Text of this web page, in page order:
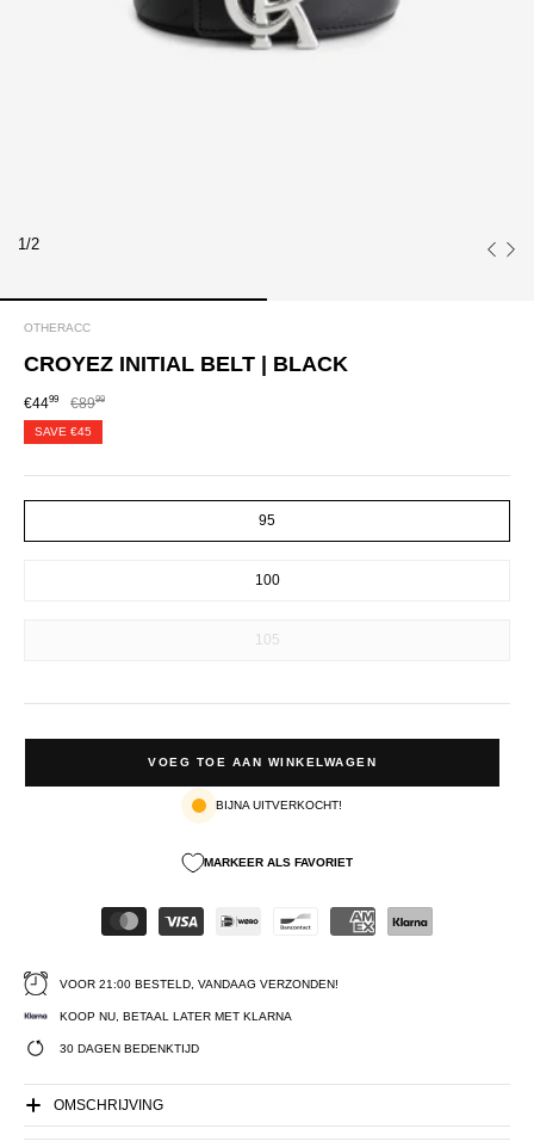
1/2
OTHERACC
CROYEZ INITIAL BELT | BLACK
€4499 €8999
SAVE €45
SIZE
95
100
105
VOEG TOE AAN WINKELWAGEN
BIJNA UITVERKOCHT!
MARKEER ALS FAVORIET
VOOR 21:00 BESTELD, VANDAAG VERZONDEN!
KOOP NU, BETAAL LATER MET KLARNA
30 DAGEN BEDENKTIJD
OMSCHRIJVING